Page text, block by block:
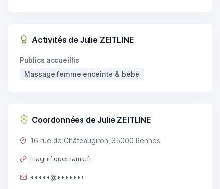
Activités de Julie ZEITLINE
Publics accueillis
Massage femme enceinte & bébé
Coordonnées de Julie ZEITLINE
16 rue de Châteaugiron, 35000 Rennes
magnifiquemama.fr
•••••@•••••••